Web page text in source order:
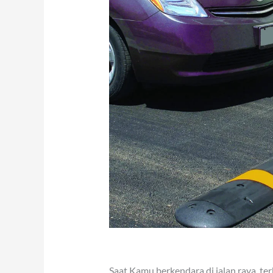
Saat Kamu berkendara di jalan raya,